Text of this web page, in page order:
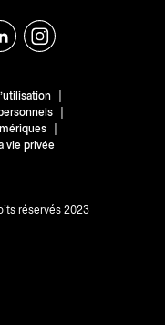
vie privée
réservés 2023